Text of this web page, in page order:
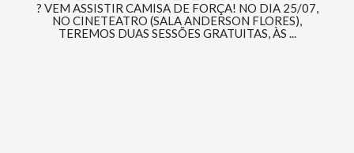
? VEM ASSISTIR CAMISA DE FORÇA! NO DIA 25/07,
NO CINETEATRO (SALA ANDERSON FLORES),
TEREMOS DUAS SESSÕES GRATUITAS, ÀS ...